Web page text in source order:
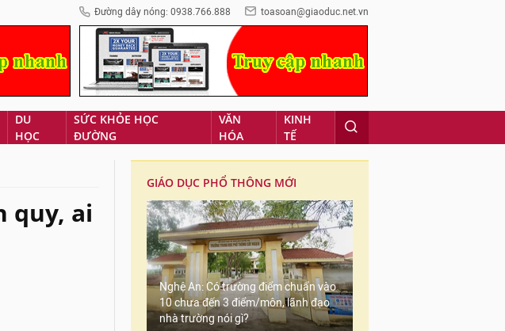
Đường dây nóng: 0938.766.888 toasoan@giaoduc.net.vn
DU
HỌC
SỨC KHỎE HỌC
ĐƯỜNG
VĂN
HÓA
KINH
TẾ
quy, ai
GIÁO DỤC PHỔ THÔNG MỚI
Nghệ An: Có trường điểm chuẩn vào
10 chưa đến 3 điểm/môn, lãnh đạo
nhà trường nói gì?